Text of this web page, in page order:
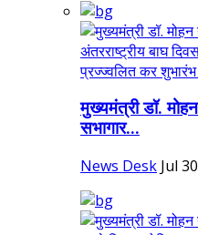
मुख्यमंत्री डॉ.
सभागार...
News Desk Jul